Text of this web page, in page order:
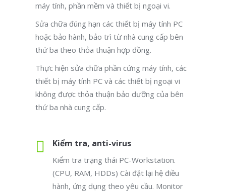
máy tính, phần mềm và thiết bị ngoại vi.
Sửa chữa đúng hạn các thiết bị máy tính PC
hoặc bảo hành, bảo trì từ nhà cung cấp bên
thứ ba theo thỏa thuận hợp đồng.
Thực hiện sửa chữa phần cứng máy tính, các
thiết bị máy tính PC và các thiết bị ngoại vi
không được thỏa thuận bảo dưỡng của bên
thứ ba nhà cung cấp.
Kiểm tra, anti-virus
Kiểm tra trạng thái PC-Workstation.
(CPU, RAM, HDDs) Cài đặt lại hệ điều
hành, ứng dụng theo yêu cầu. Monitor